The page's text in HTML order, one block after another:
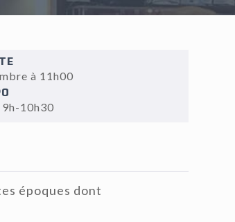
à 11h00
9h-10h30
époques dont